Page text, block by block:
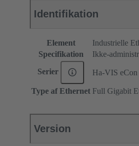
Identifikation
Element
Industrielle
Specifikation
Ikke-
Serier Ha-VIS eCon
Type af Ethernet Full Gigabit
Version